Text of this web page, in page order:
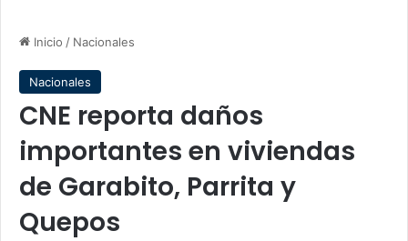
Inicio / Nacionales
Nacionales
CNE reporta daños
importantes en viviendas
de Garabito, Parrita y
Quepos